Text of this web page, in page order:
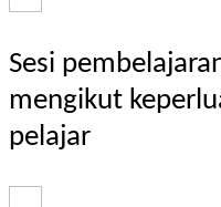
Sesi
mengikut
pelajar